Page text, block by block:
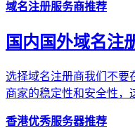
域名注册服务商推荐
国内国外域名注
选择域名注册商我们不要
商家的稳定性和安全性，
香港优秀服务器推荐